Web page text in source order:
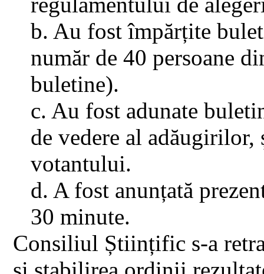
b. Au fost împărțite
număr de 40 persoane
buletine).
c. Au fost adunate
de vedere al
votantului.
d. A fost anunțată
30 minute.
Consiliul Științific s-a